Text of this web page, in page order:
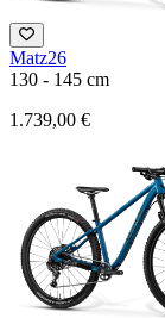
Matz26
130 - 145 cm
1.739,00 €